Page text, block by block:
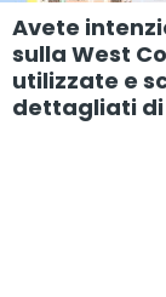
Avete
sulla West
utilizzate e
dettagliati di